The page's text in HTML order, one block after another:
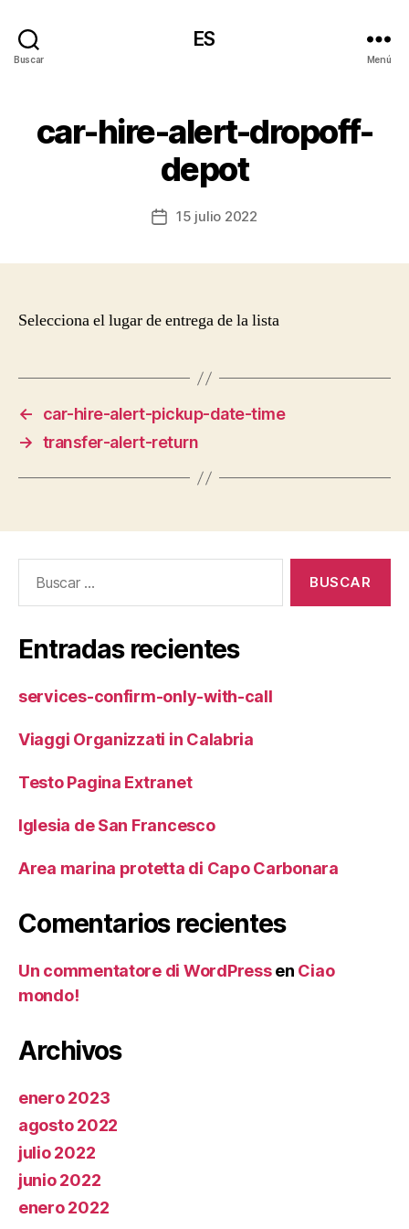
Buscar
ES
Menú
car-hire-alert-dropoff-
depot
Fecha15 julio 2022
Selecciona el lugar de entrega de la lista
←
car-hire-alert-pickup-date-time
→ transfer-alert-return
Entradas recientes
services-confirm-only-with-call
Viaggi Organizzati in Calabria
Testo Pagina Extranet
Iglesia de San Francesco
Area marina protetta di Capo Carbonara
Comentarios recientes
Un commentatore di WordPressen Ciao
mondo!
Archivos
enero 2023
agosto 2022
julio 2022
junio 2022
enero 2022